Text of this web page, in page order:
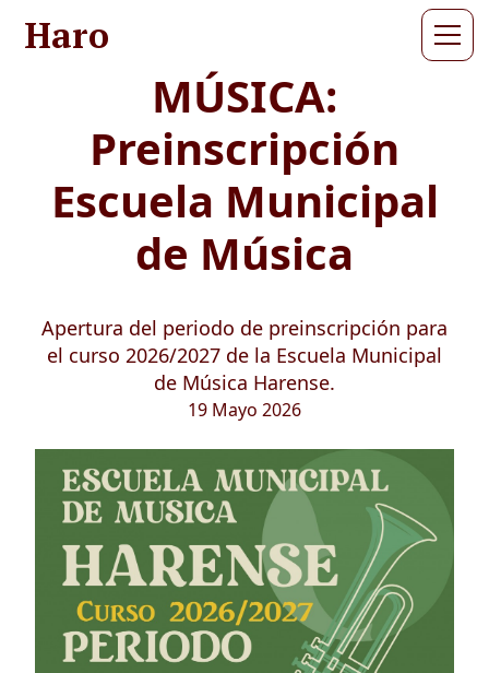
Haro
MÚSICA:
Preinscripción
Escuela Municipal
de Música
Apertura del periodo de preinscripción para
el curso 2026/2027 de la Escuela Municipal
de Música Harense.
19 Mayo 2026